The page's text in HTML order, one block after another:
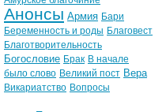
Анонсы Армия Бари
Беременность и роды Благовест
Благотворительность
Богословие Брак В начале
было слово Великий пост Вера
Викариатство Вопросы